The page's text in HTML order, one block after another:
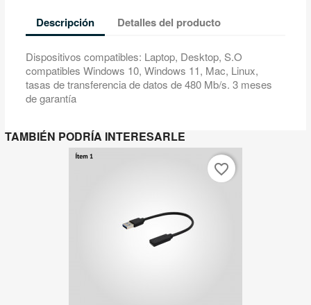
Descripción Detalles del producto
Dispositivos compatibles: Laptop, Desktop, S.O
compatibles Windows 10, Windows 11, Mac, Linux,
tasas de transferencia de datos de 480 Mb/s. 3 meses
de garantía
TAMBIÉN PODRÍA INTERESARLE
favorite_border